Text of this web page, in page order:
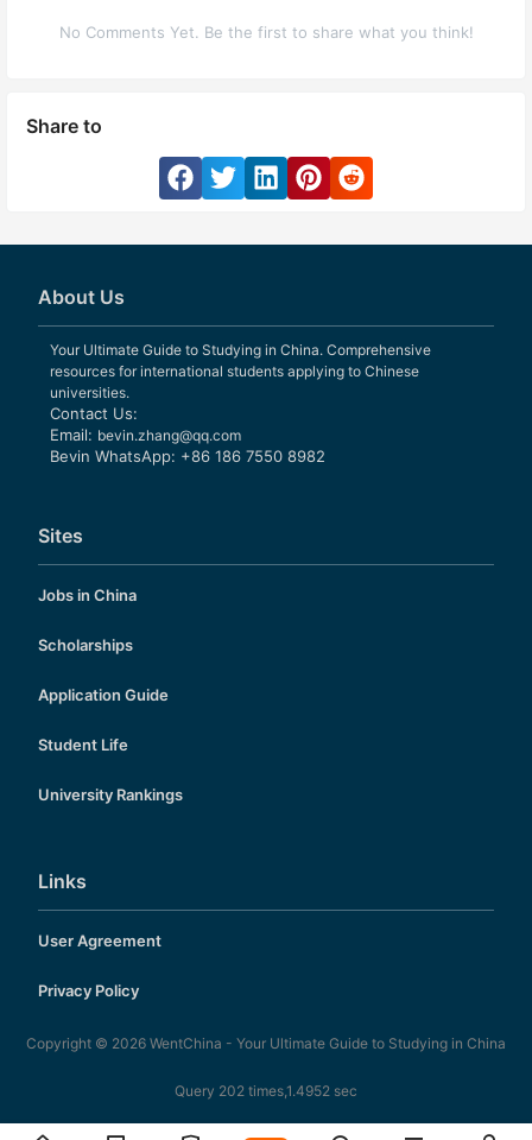
No Comments Yet. Be the first to share what you think!
Share to
About Us
Your Ultimate Guide to Studying in China. Comprehensive
resources for international students applying to Chinese
universities.
Contact Us:
Email: bevin.zhang@qq.com
Bevin WhatsApp: +86 186 7550 8982
Sites
Jobs in China
Scholarships
Application Guide
Student Life
University Rankings
Links
User Agreement
Privacy Policy
Copyright © 2026 WentChina - Your Ultimate Guide to Studying in China
Query 202 times,1.4952 sec